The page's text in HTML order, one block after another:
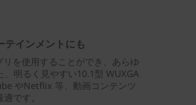
テインメントにも
を使用することができ、あらゆ
明るく見やすい10.1型 WUXGA
やNetflix 等、動画コンテンツ
です。